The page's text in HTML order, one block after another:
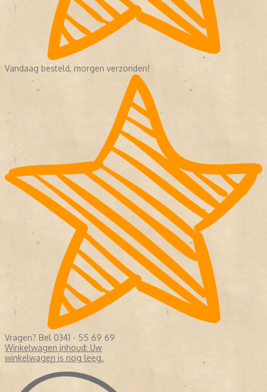
Vandaag besteld, morgen verzonden!
Vragen? Bel 0341 - 55 69 69
Winkelwagen inhoud: Uw
winkelwagen is nog leeg.